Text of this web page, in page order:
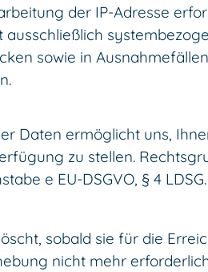
der IP-Adresse
ausschließlich
sowie in
Daten ermöglicht uns,
zu stellen.
e EU-DSGVO, § 4 LDSG.
sobald sie für die
nicht mehr